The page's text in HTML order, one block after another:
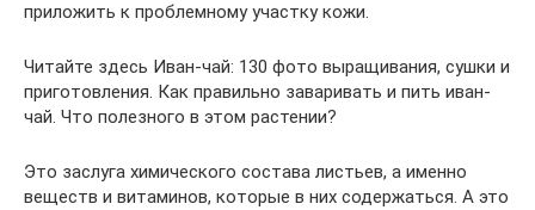
приложить к проблемному участку кожи.
Читайте здесь Иван-чай: 130 фото выращивания, сушки и
приготовления. Как правильно заваривать и пить иван-
чай. Что полезного в этом растении?
Это заслуга химического состава листьев, а именно
веществ и витаминов, которые в них содержаться. А это